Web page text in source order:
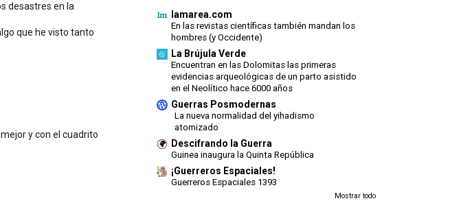
desastres en la
que he visto tanto
y con el cuadrito
lamarea.com
En las revistas científicas también mandan los
hombres (y Occidente)
La Brújula Verde
Encuentran en las Dolomitas las primeras
evidencias arqueológicas de un parto asistido
en el Neolítico hace 6000 años
Guerras Posmodernas
La nueva normalidad del yihadismo
atomizado
Descifrando la Guerra
Guinea inaugura la Quinta República
¡Guerreros Espaciales!
Guerreros Espaciales 1393
Mostrar todo